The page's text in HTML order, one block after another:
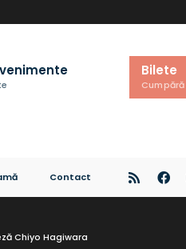
Bilete
Contact
Chiyo Hagiwara